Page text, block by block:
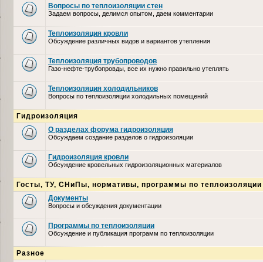
Вопросы по теплоизоляции стен
Задаем вопросы, делимся опытом, даем комментарии
Теплоизоляция кровли
Обсуждение различных видов и вариантов утепления
Теплоизоляция трубопроводов
Газо-нефте-трубопровды, все их нужно правильно утеплять
Теплоизоляция холодильников
Вопросы по теплоизоляции холодильных помещений
Гидроизоляция
О разделах форума гидроизоляция
Обсуждаем создание разделов о гидроизоляции
Гидроизоляция кровли
Обсуждение кровельных гидроизоляционных материалов
Госты, ТУ, СНиПы, нормативы, программы по теплоизоляции
Документы
Вопросы и обсуждения документации
Программы по теплоизоляции
Обсуждение и публикация программ по теплоизоляции
Разное